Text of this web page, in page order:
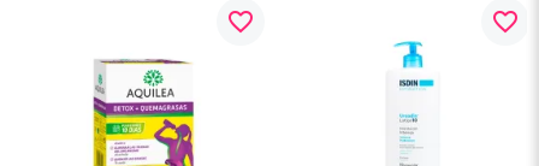
favorite_border favorite_border